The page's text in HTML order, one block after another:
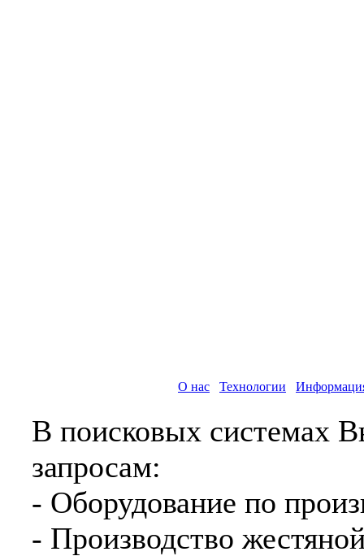
О нас Технологии
В поисковых системах
запросам:
- Оборудование по
- Производство